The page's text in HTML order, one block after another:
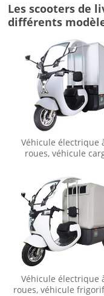
Les scooters de
différents
Véhicule électrique
roues, véhicule
Véhicule électrique
roues, véhicule